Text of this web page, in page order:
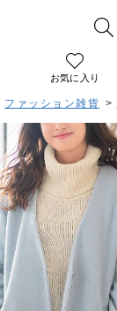
お気に入り
ファッション雑貨 >